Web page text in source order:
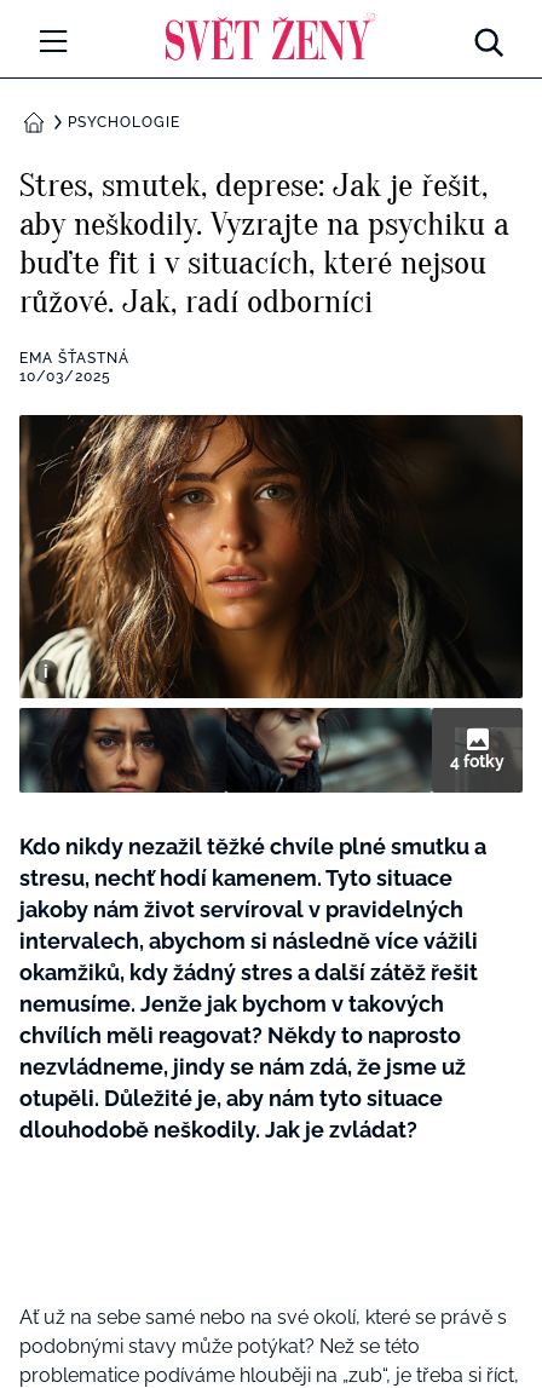
Všechny kategorie
Rozhovory
RETROHUBKY
PSYCHOLOGIE
Seberozvoj
ZDRAVÍ
Životní styl
ZÁBAVA
Všechny kategorie
Testy a kvízy
BYDLENÍ
Všechny kategorie
Tvoření
Rady a tipy
BurdaMedia
Extra
SVĚT ŽENY - 599 KČ
ROČNÍ PŘEDPLATNÉ SVĚT ŽENY +
SADA PRODUKTŮ MANA (10 ks)
DOMŮPSYCHOLOGIE
Stres, smutek, deprese: Jak je řešit,
aby neškodily. Vyzrajte na psychiku a
buďte fit i v situacích, které nejsou
růžové. Jak, radí odborníci
EMA ŠŤASTNÁ
10/03/2025
4 fotky
Kdo nikdy nezažil těžké chvíle plné smutku a
stresu, nechť hodí kamenem. Tyto situace
jakoby nám život servíroval v pravidelných
intervalech, abychom si následně více vážili
okamžiků, kdy žádný stres a další zátěž řešit
nemusíme. Jenže jak bychom v takových
chvílích měli reagovat? Někdy to naprosto
nezvládneme, jindy se nám zdá, že jsme už
otupěli. Důležité je, aby nám tyto situace
dlouhodobě neškodily. Jak je zvládat?
Ať už na sebe samé nebo na své okolí, které se právě s
podobnými stavy může potýkat? Než se této
problematice podíváme hlouběji na „zub“, je třeba si říct,